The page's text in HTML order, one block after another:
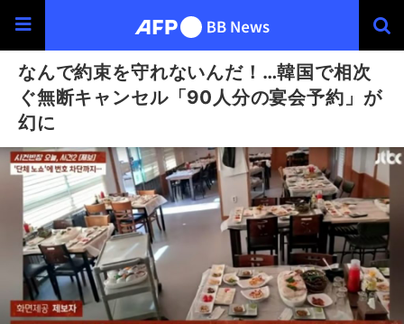
なんで約束を守れないんだ！…韓国で相次
ぐ無断キャンセル「90人分の宴会予約」が
幻に